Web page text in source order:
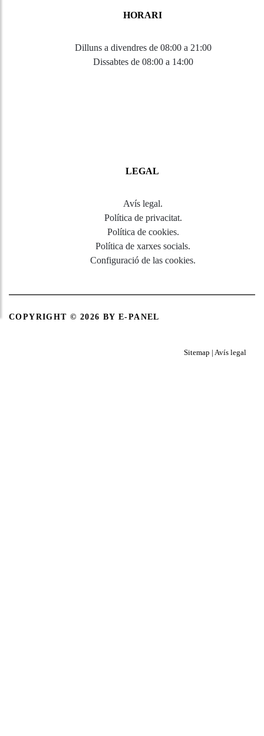
HORARI
Dilluns a divendres de 08:00 a 21:00
Dissabtes de 08:00 a 14:00
LEGAL
Avís legal.
Política de privacitat.
Política de cookies.
Política de xarxes socials.
Configuració de las cookies.
COPYRIGHT © 2026 BY E-PANEL
Sitemap | Avís legal